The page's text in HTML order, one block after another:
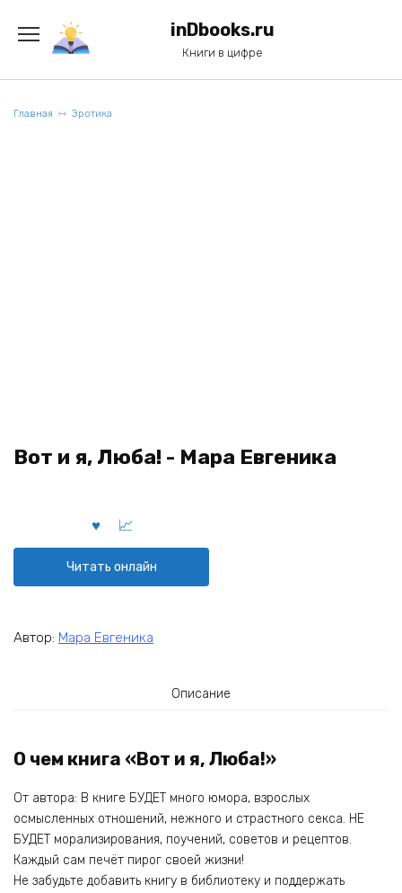
содержанию
inDbooks.ru
Книги в цифре
Главная Эротика
Вот и я, Люба! - Мара Евгеника
Читать онлайн
Автор: Мара Евгеника
Описание
О чем книга «Вот и я, Люба!»
От автора: В книге БУДЕТ много юмора, взрослых
осмысленных отношений, нежного и страстного секса. НЕ
БУДЕТ морализирования, поучений, советов и рецептов.
Каждый сам печёт пирог своей жизни!
Не забудьте добавить книгу в библиотеку и поддержать